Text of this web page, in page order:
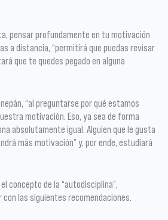
pensar profundamente en tu motivación
a distancia, “permitirá que puedas revisar
que te quedes pegado en alguna
“al preguntarse por qué estamos
motivación. Eso, ya sea de forma
absolutamente igual. Alguien que le gusta
más motivación” y, por ende, estudiará
concepto de la “autodisciplina”,
las siguientes recomendaciones.